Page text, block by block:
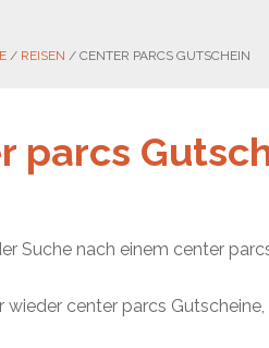
/ REISEN / CENTER PARCS GUTSCHEIN
parcs
Suche nach einem center
wieder center parcs